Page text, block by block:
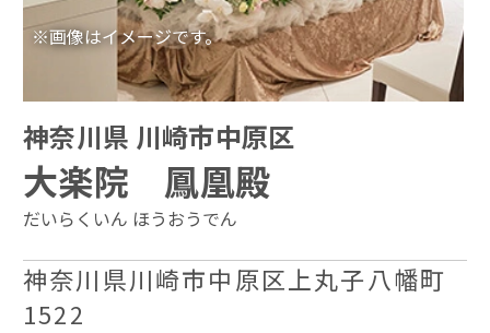
※画像はイメージです。
神奈川県 川崎市中原区
大楽院 鳳凰殿
だいらくいん ほうおうでん
神奈川県川崎市中原区上丸子八幡町
1522